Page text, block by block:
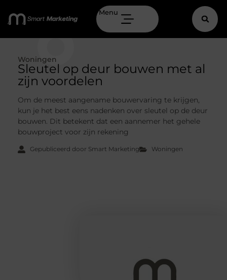
Menu
Woningen
Sleutel op deur bouwen met al
zijn voordelen
Om de meest aangename bouwervaring te krijgen,
kun je het best eens nadenken over sleutel op de deur
bouwen. Dit betekent dat een aannemer het gehele
bouwproject voor zijn rekening
Gepubliceerd door Smart Marketing Woningen